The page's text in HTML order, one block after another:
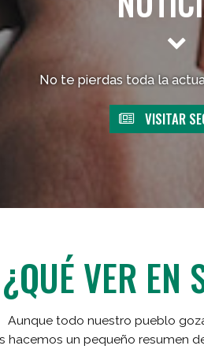
No te pierdas toda la
VISITAR
¿QUÉ VER EN
Aunque todo nuestro pueblo
hacemos un pequeño resumen